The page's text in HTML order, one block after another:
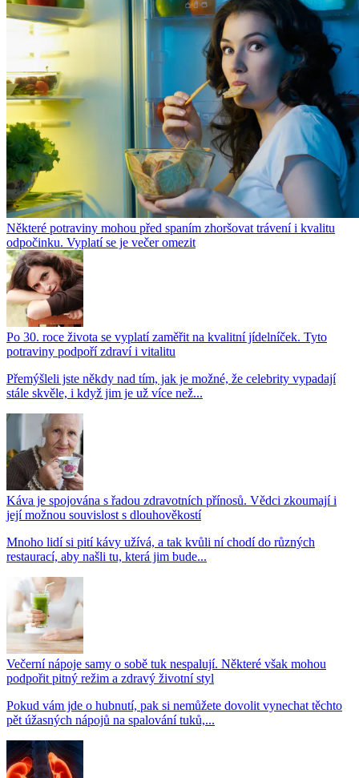
Některé potraviny mohou před spaním zhoršovat trávení i kvalitu
odpočinku. Vyplatí se je večer omezit
Po 30. roce života se vyplatí zaměřit na kvalitní jídelníček. Tyto
potraviny podpoří zdraví i vitalitu
Přemýšleli jste někdy nad tím, jak je možné, že celebrity vypadají
stále skvěle, i když jim je už více než...
Káva je spojována s řadou zdravotních přínosů. Vědci zkoumají i
její možnou souvislost s dlouhověkostí
Mnoho lidí si pití kávy užívá, a tak kvůli ní chodí do různých
restaurací, aby našli tu, která jim bude...
Večerní nápoje samy o sobě tuk nespalují. Některé však mohou
podpořit pitný režim a zdravý životní styl
Pokud vám jde o hubnutí, pak si nemůžete dovolit vynechat těchto
pět úžasných nápojů na spalování tuků,...